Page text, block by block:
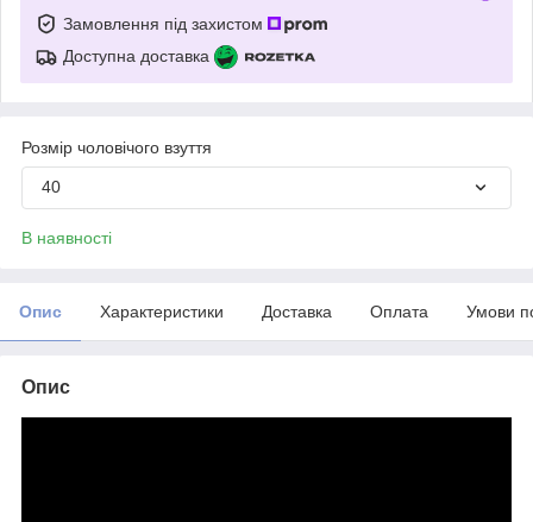
Замовлення під захистом
Доступна доставка
Розмір чоловічого взуття
40
В наявності
Опис Характеристики Доставка Оплата Умови
Опис